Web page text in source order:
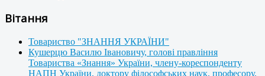
Вітання
Товариство "ЗНАННЯ УКРАЇНИ"
Кушерцю Василю Івановичу, голові правління
Товариства «Знання» України, члену-кореспонденту
НАПН України, доктору філософських наук, професору,